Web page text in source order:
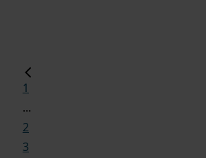
1
...
2
3